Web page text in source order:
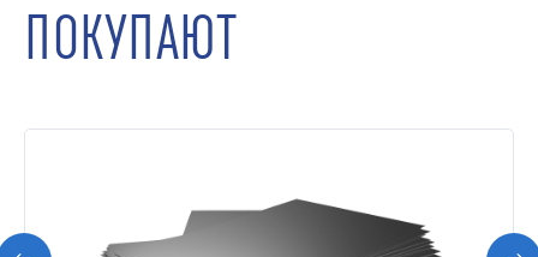
ПОКУПАЮТ